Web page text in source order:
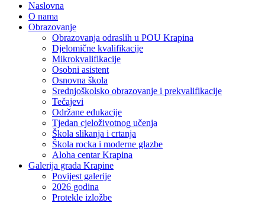
Naslovna
O nama
Obrazovanje
Obrazovanja odraslih u POU Krapina
Djelomične kvalifikacije
Mikrokvalifikacije
Osobni asistent
Osnovna škola
Srednjoškolsko obrazovanje i prekvalifikacije
Tečajevi
Održane edukacije
Tjedan cjeloživotnog učenja
Škola slikanja i crtanja
Škola rocka i moderne glazbe
Aloha centar Krapina
Galerija grada Krapine
Povijest galerije
2026 godina
Protekle izložbe